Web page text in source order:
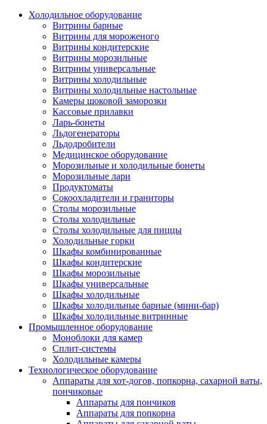
Холодильное оборудование
Витрины барные
Витрины для мороженого
Витрины кондитерские
Витрины морозильные
Витрины универсальные
Витрины холодильные
Витрины холодильные настольные
Камеры шоковой заморозки
Кассовые прилавки
Ларь-бонеты
Льдогенераторы
Льдодробители
Медицинское оборудование
Морозильные и холодильные бонеты
Морозильные лари
Продуктоматы
Сокоохладители и граниторы
Столы морозильные
Столы холодильные
Столы холодильные для пиццы
Холодильные горки
Шкафы комбинированные
Шкафы кондитерские
Шкафы морозильные
Шкафы универсальные
Шкафы холодильные
Шкафы холодильные барные (мини-бар)
Шкафы холодильные витринные
Промышленное оборудование
Моноблоки для камер
Сплит-системы
Холодильные камеры
Технологическое оборудование
Аппараты для хот-догов, попкорна, сахарной ваты,
пончиковые
Аппараты для пончиков
Аппараты для попкорна